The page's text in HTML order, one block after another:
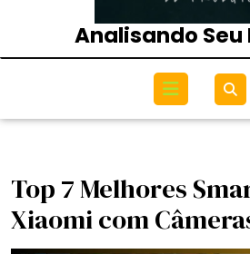
Analisando Seu
Open
Menu
Top 7 Melhores
Xiaomi com